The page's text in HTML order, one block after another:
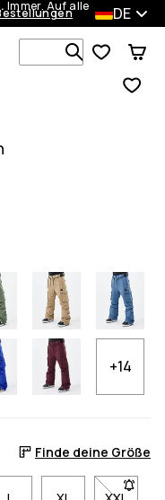
Immer. Auf alle
DE
+14
Finde deine Größe